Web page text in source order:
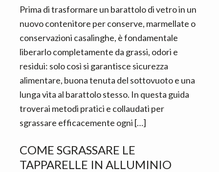
a
i
n
c
o
n
t
e
n
r
i
m
a
r
y
s
i
d
b
a
o
o
t
e
r
Prima di trasformare un barattolo di vetro in un
nuovo contenitore per conserve, marmellate o
conservazioni casalinghe, è fondamentale
liberarlo completamente da grassi, odori e
residui: solo così si garantisce sicurezza
alimentare, buona tenuta del sottovuoto e una
lunga vita al barattolo stesso. In questa guida
troverai metodi pratici e collaudati per
sgrassare efficacemente ogni […]
COME SGRASSARE LE
TAPPARELLE IN ALLUMINIO​